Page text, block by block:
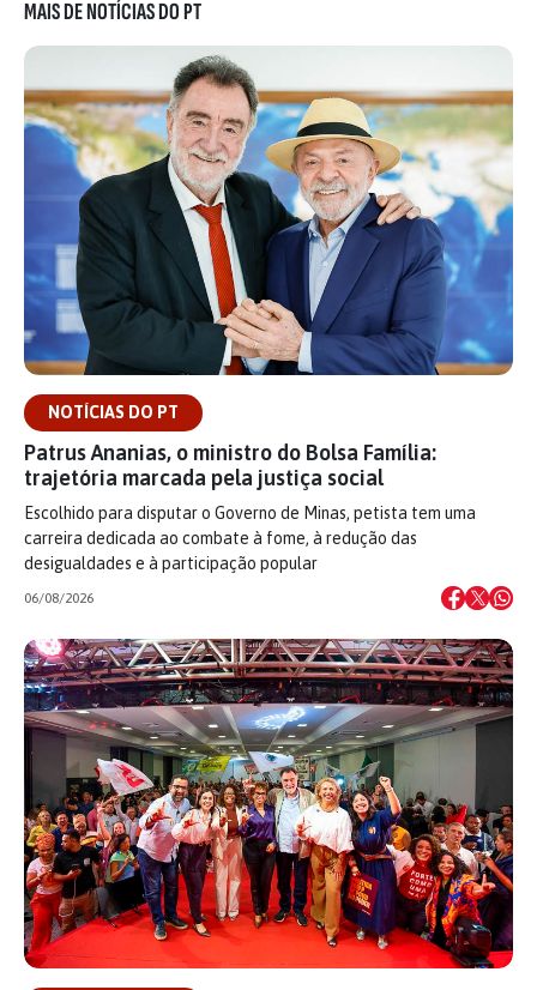
MAIS DE NOTÍCIAS DO PT
NOTÍCIAS DO PT
Patrus Ananias, o ministro do Bolsa Família:
trajetória marcada pela justiça social
Escolhido para disputar o Governo de Minas, petista tem uma
carreira dedicada ao combate à fome, à redução das
desigualdades e à participação popular
06/08/2026